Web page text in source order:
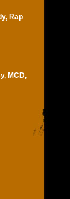
Rap
MCD,